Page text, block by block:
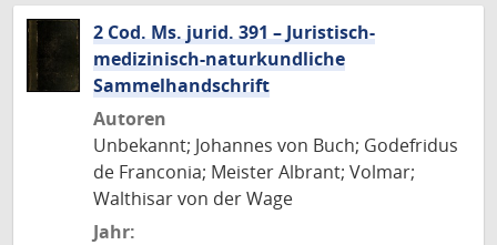
2 Cod. Ms. jurid. 391 – Juristisch-
medizinisch-naturkundliche
Sammelhandschrift
Autoren
Unbekannt; Johannes von Buch; Godefridus
de Franconia; Meister Albrant; Volmar;
Walthisar von der Wage
Jahr: